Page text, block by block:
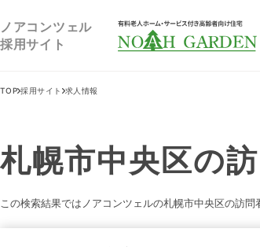
ノアコンツェル
採用サイト
福祉住宅NOAH GARDEN
TOP 採用サイト 求人情報
札幌市中央区の
この検索結果ではノアコンツェルの札幌市中央区の訪問